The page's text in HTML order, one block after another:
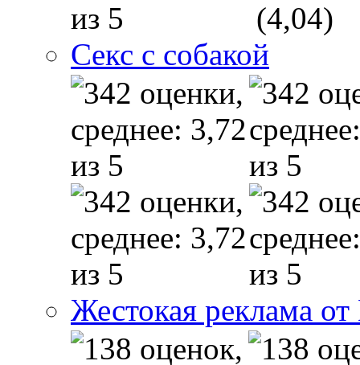
(4,04)
Секс с собакой
Жестокая реклама